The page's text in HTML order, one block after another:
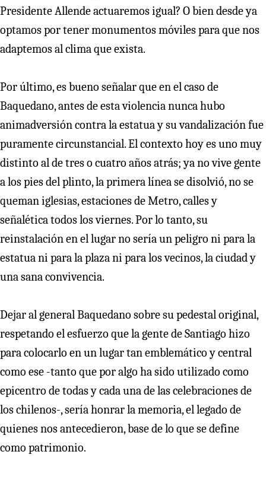
Presidente Allende actuaremos igual? O bien desde ya
optamos por tener monumentos móviles para que nos
adaptemos al clima que exista.
Por último, es bueno señalar que en el caso de
Baquedano, antes de esta violencia nunca hubo
animadversión contra la estatua y su vandalización fue
puramente circunstancial. El contexto hoy es uno muy
distinto al de tres o cuatro años atrás; ya no vive gente
a los pies del plinto, la primera línea se disolvió, no se
queman iglesias, estaciones de Metro, calles y
señalética todos los viernes. Por lo tanto, su
reinstalación en el lugar no sería un peligro ni para la
estatua ni para la plaza ni para los vecinos, la ciudad y
una sana convivencia.
Dejar al general Baquedano sobre su pedestal original,
respetando el esfuerzo que la gente de Santiago hizo
para colocarlo en un lugar tan emblemático y central
como ese -tanto que por algo ha sido utilizado como
epicentro de todas y cada una de las celebraciones de
los chilenos-, sería honrar la memoria, el legado de
quienes nos antecedieron, base de lo que se define
como patrimonio.